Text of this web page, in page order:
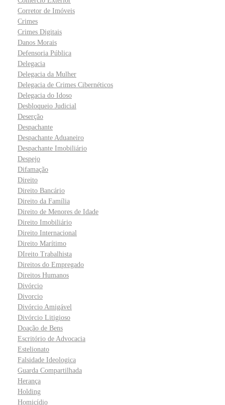
Corretor de Imóveis
Crimes
Crimes Digitais
Danos Morais
Defensoria Pública
Delegacia
Delegacia da Mulher
Delegacia de Crimes Cibernéticos
Delegacia do Idoso
Desbloqueio Judicial
Deserção
Despachante
Despachante Aduaneiro
Despachante Imobiliário
Despejo
Difamação
Direito
Direito Bancário
Direito da Família
Direito de Menores de Idade
Direito Imobiliário
Direito Internacional
Direito Marítimo
DIreito Trabalhista
Direitos do Empregado
Direitos Humanos
Divórcio
Divorcio
Divórcio Amigável
Divórcio Litigioso
Doação de Bens
Escritório de Advocacia
Estelionato
Falsidade Ideologica
Guarda Compartilhada
Herança
Holding
Homicídio